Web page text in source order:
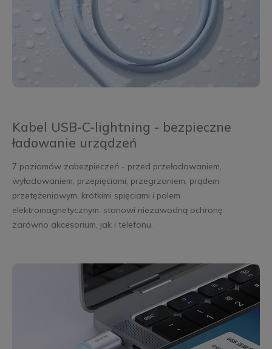
Kabel USB-C-lightning - bezpieczne
ładowanie urządzeń
7 poziomów zabezpieczeń - przed przeładowaniem,
wyładowaniem, przepięciami, przegrzaniem, prądem
przetężeniowym, krótkimi spięciami i polem
elektromagnetycznym. stanowi niezawodną ochronę
zarówno akcesorium, jak i telefonu.